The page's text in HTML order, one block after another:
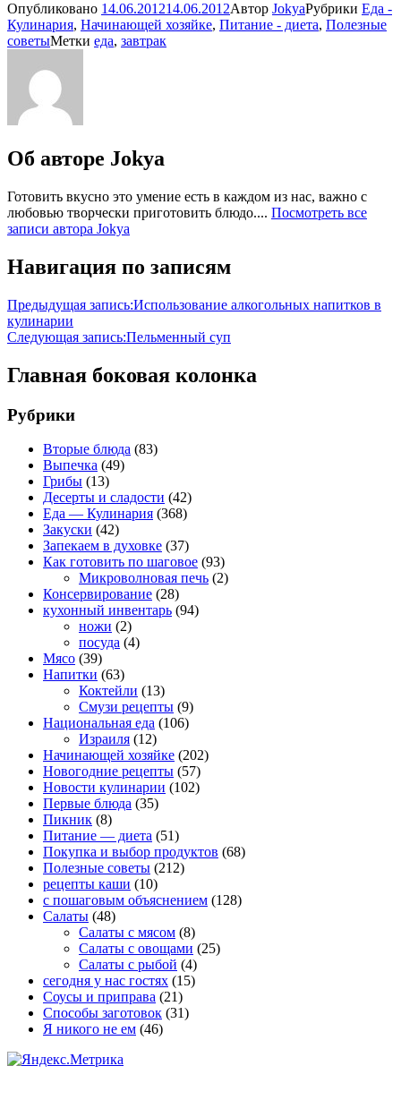
Опубликовано 14.06.201214.06.2012Автор JokyaРубрики Еда -
Кулинария, Начинающей хозяйке, Питание - диета, Полезные
советыМетки еда, завтрак
Об авторе Jokya
Готовить вкусно это умение есть в каждом из нас, важно с
любовью творчески приготовить блюдо.... Посмотреть все
записи автора Jokya
Навигация по записям
Предыдущая запись:Использование алкогольных напитков в
кулинарии
Следующая запись:Пельменный суп
Главная боковая колонка
Рубрики
Вторые блюда (83)
Выпечка (49)
Грибы (13)
Десерты и сладости (42)
Еда — Кулинария (368)
Закуски (42)
Запекаем в духовке (37)
Как готовить по шаговое (93)
Микроволновая печь (2)
Консервирование (28)
кухонный инвентарь (94)
ножи (2)
посуда (4)
Мясо (39)
Напитки (63)
Коктейли (13)
Смузи рецепты (9)
Национальная еда (106)
Израиля (12)
Начинающей хозяйке (202)
Новогодние рецепты (57)
Новости кулинарии (102)
Первые блюда (35)
Пикник (8)
Питание — диета (51)
Покупка и выбор продуктов (68)
Полезные советы (212)
рецепты каши (10)
с пошаговым объяснением (128)
Салаты (48)
Салаты с мясом (8)
Салаты с овощами (25)
Салаты с рыбой (4)
сегодня у нас гостях (15)
Соусы и приправа (21)
Способы заготовок (31)
Я никого не ем (46)